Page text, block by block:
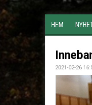
HEM
2021-02-26